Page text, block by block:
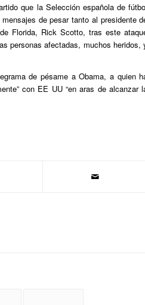
que la Selección española de
de pesar tanto al presidente
Florida, Rick Scotto, tras este
personas afectadas, muchos heridos,
de pésame a Obama, a quien
con EE UU“en aras de alcanzar